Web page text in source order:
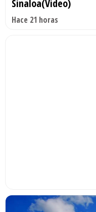
Sinaloa(Video)
Hace 21 horas